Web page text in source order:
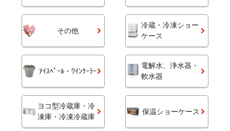
その他
冷蔵・冷凍ショー
ケース
ｱｲｽﾍﾟｰﾙ・ﾜｲﾝｸｰﾗｰ
電解水、浄水器・
軟水器
ヨコ型冷蔵庫・冷
凍庫・冷凍冷蔵庫
保温ショーケース